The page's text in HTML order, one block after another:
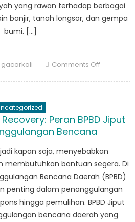
yang rawan terhadap berbagai
banjir, tanah longsor, dan gempa
bumi. […]
Author
gacorkali Comments Offon
Strategi
Risiko
Bencana
Peran BPBD Jiput
Bencana
kapan saja, menyebabkan
membutuhkan bantuan segera. Di
Bencana Daerah (BPBD)
penting dalam penanggulangan
hingga pemulihan. BPBD Jiput
bencana daerah yang